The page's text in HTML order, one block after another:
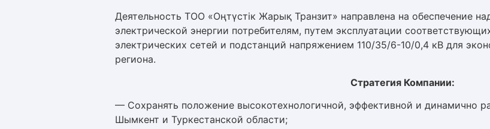
Деятельность ТОО «Оңтүстік Жарық Транзит» направлена на обеспечение
электрической энергии потребителям, путем эксплуатации
электрических сетей и подстанций напряжением 110/35/6-10/0,4 кВ для
региона.
Стратегия Компании:
— Сохранять положение высокотехнологичной, эффективной и динамично
Шымкент и Туркестанской области;